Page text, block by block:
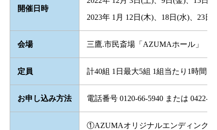
開催日時
2023年 1月 12日(木)、18日(水)、23日
会場 三鷹.市民斎場「AZUMAホール」
定員 計40組 1日最大5組 1組当たり1時間
お申し込み方法 電話番号 0120-66-5940 または 0422-
①AZUMAオリジナルエンディング